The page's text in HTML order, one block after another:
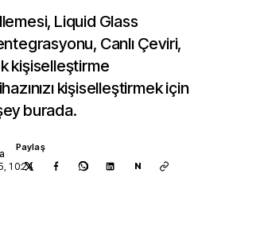
Liquid Glass
Canlı Çeviri,
kişiselleştirme
kişiselleştirmek için
burada.
10:24
Paylaş
N